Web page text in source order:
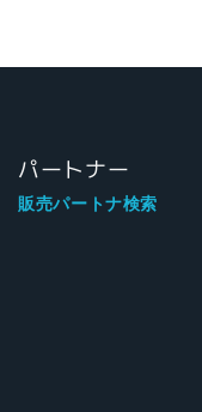
パートナー
販売パートナ検索